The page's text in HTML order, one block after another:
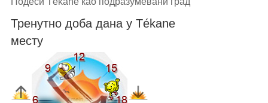
Тренутно доба дана у Tékane
месту